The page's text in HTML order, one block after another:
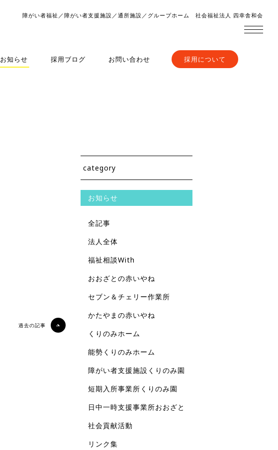
障がい者福祉／障がい者支援施設／通所施設／グループホーム 社会福祉法人 四幸舎和会
お知らせ 採用ブログ お問い合わせ 採用について
過去の記事
category
お知らせ
全記事
法人全体
福祉相談With
おおざとの赤いやね
セブン＆チェリー作業所
かたやまの赤いやね
くりのみホーム
能勢くりのみホーム
障がい者支援施設くりのみ園
短期入所事業所くりのみ園
日中一時支援事業所おおざと
社会貢献活動
リンク集